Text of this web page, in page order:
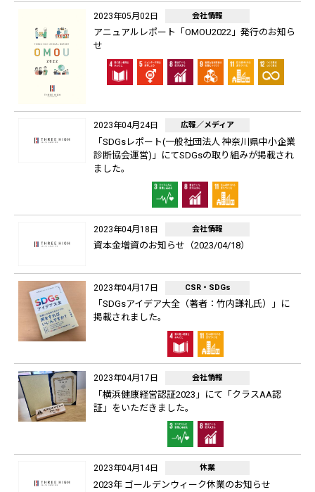
2023年05月02日 会社情報
アニュアルレポート「OMOU2022」発行のお知ら
せ
2023年04月24日 広報／メディア
「SDGsレポート(一般社団法人 神奈川県中小企業
診断協会運営)」にてSDGsの取り組みが掲載され
ました。
2023年04月18日 会社情報
資本金増資のお知らせ（2023/04/18）
2023年04月17日 CSR・SDGs
「SDGsアイデア大全（著者：竹内謙礼氏）」に
掲載されました。
2023年04月17日 会社情報
「横浜健康経営認証2023」にて「クラスAA認
証」をいただきました。
2023年04月14日 休業
2023年 ゴールデンウィーク休業のお知らせ